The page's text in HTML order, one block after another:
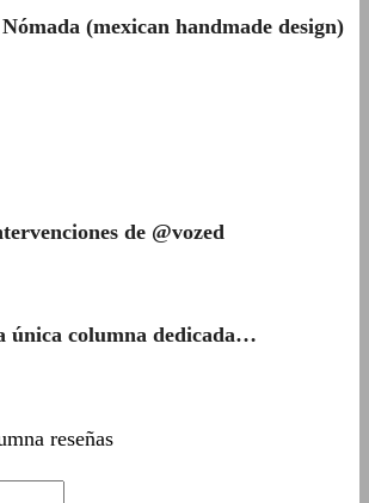
(mexican handmade design)
de @vozed
única columna dedicada…
reseñas